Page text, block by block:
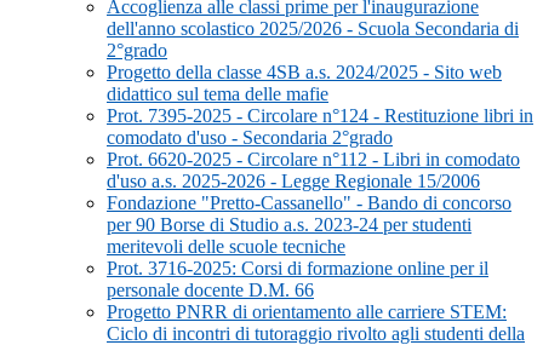
Accoglienza alle classi prime per l'inaugurazione
dell'anno scolastico 2025/2026 - Scuola Secondaria di
2°grado
Progetto della classe 4SB a.s. 2024/2025 - Sito web
didattico sul tema delle mafie
Prot. 7395-2025 - Circolare n°124 - Restituzione libri in
comodato d'uso - Secondaria 2°grado
Prot. 6620-2025 - Circolare n°112 - Libri in comodato
d'uso a.s. 2025-2026 - Legge Regionale 15/2006
Fondazione "Pretto-Cassanello" - Bando di concorso
per 90 Borse di Studio a.s. 2023-24 per studenti
meritevoli delle scuole tecniche
Prot. 3716-2025: Corsi di formazione online per il
personale docente D.M. 66
Progetto PNRR di orientamento alle carriere STEM:
Ciclo di incontri di tutoraggio rivolto agli studenti della